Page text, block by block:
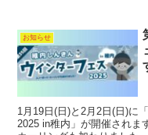
お知らせ
1月19日(日)と2月2日(日)に
2025 in稚内」が開催されま